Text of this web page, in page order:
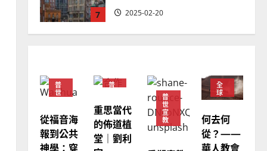
7 2025-02-20
2024-01-09
普世宣教
福音未及之民的定義、現況
普
世
從福音海
報到公共
神學：穿
普
教
重思當代
的佈道植
堂｜劉利
普
世
宣
教
全
球
華
教
會
普
世
何去何
從？——
華人教會